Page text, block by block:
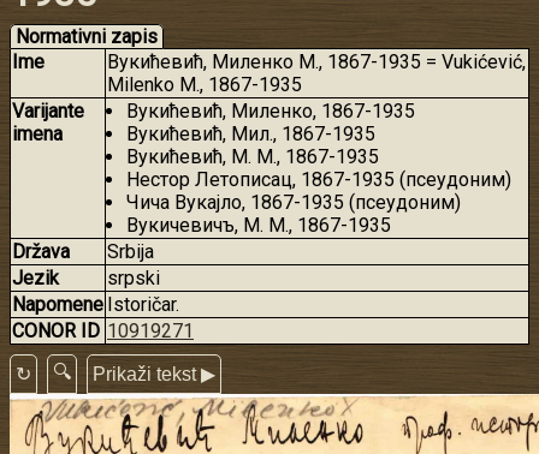
Normativni zapis
Ime
Вукићевић, Миленко М., 1867-1935 = Vukićević,
Milenko M., 1867-1935
Varijante
imena
Вукићевић, Миленко, 1867-1935
Вукићевић, Мил., 1867-1935
Вукићевић, М. М., 1867-1935
Нестор Летописац, 1867-1935 (псеудоним)
Чича Вукајло, 1867-1935 (псеудоним)
Вукичевичъ, М. М., 1867-1935
Država
Srbija
Jezik
srpski
Napomene Istoričar.
CONOR ID 10919271